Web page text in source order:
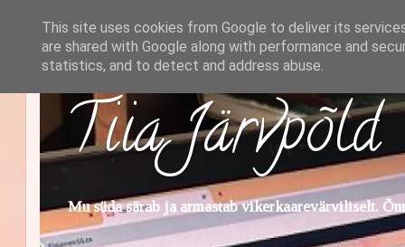
Tiia Järvpõld
Mu süda särab ja armastab vikerkaarevärviliselt.
This site uses cookies from Google to deliver its
are shared with Google along with performance and
statistics, and to detect and address abuse.